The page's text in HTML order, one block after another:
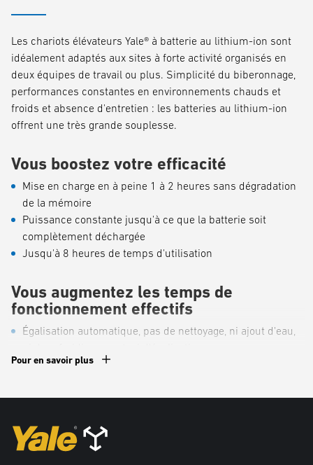
Les chariots élévateurs Yale® à batterie au lithium-ion sont
idéalement adaptés aux sites à forte activité organisés en
deux équipes de travail ou plus. Simplicité du biberonnage,
performances constantes en environnements chauds et
froids et absence d'entretien : les batteries au lithium-ion
offrent une très grande souplesse.
Vous boostez votre efficacité
Mise en charge en à peine 1 à 2 heures sans dégradation
de la mémoire
Puissance constante jusqu'à ce que la batterie soit
complètement déchargée
Jusqu'à 8 heures de temps d'utilisation
Vous augmentez les temps de
fonctionnement effectifs
Égalisation automatique, pas de nettoyage, ni ajout d'eau,
Biberonnage (charge partielle) rapide et pratique
Vous atteignez vos objectifs en
Pas d'émissions nocives en fonctionnement ou en charge
Pour en savoir plus